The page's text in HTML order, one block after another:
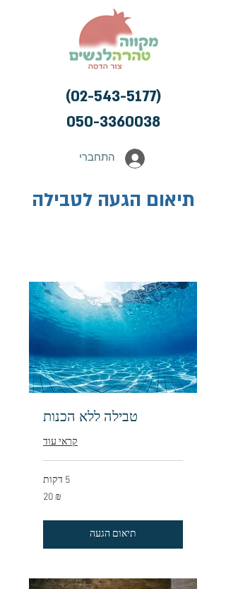
(02-543-5177)
050-3360038
התחברי
תיאום הגעה לטבילה
טבילה ללא הכנות
קראי עוד
5 דקות
₪ 20
תיאום הגעה